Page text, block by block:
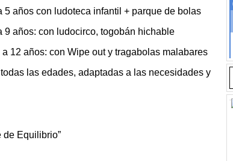
años con ludoteca infantil + parque de bolas
años: con ludocirco, togobán hichable
12 años: con Wipe out y tragabolas malabares
las edades, adaptadas a las necesidades y
de Equilibrio”